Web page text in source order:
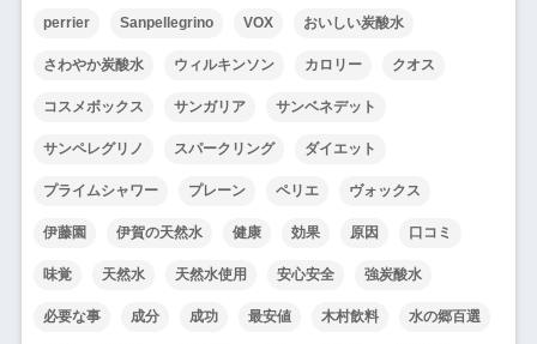
perrier Sanpellegrino VOX おいしい炭酸水
さわやか炭酸水 ウィルキンソン カロリー クオス
コスメボックス サンガリア サンベネデット
サンペレグリノ スパークリング ダイエット
プライムシャワー プレーン ペリエ ヴォックス
伊藤園 伊賀の天然水 健康 効果 原因 口コミ
味覚 天然水 天然水使用 安心安全 強炭酸水
必要な事 成分 成功 最安値 木村飲料 水の郷百選